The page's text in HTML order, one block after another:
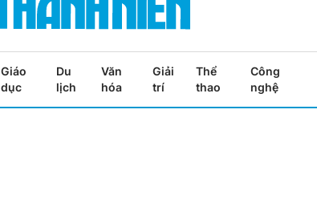
Giáo
dục
Du
lịch
Văn
hóa
Giải
trí
Thể
thao
Công
nghệ